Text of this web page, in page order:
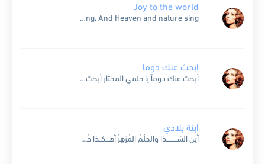
Joy to the world
Joy to the World ، the Lord is come Let earth receive her King; Let every heart prepare Him room، And Heaven and nature sing، And Heaven and nature sing،...
ابحث عنك دوما
أبحث عنك دوماً يا حلمي المختار أبحث عنك دوماً واسأل الأزهار أراك في خيالي ملون الجمال أبحث عنك دوماً فهل اراك يوماً قصدت الحقول البعيدة وطفت في الجنان وكنت اغني...
ابنة بلادي
أين الشـــــــــذا والحلُمُ المُزهِرُ أهـــكــذا حُبُّكَ يــــا أســـــــــمرُ أهــكــذا تـــَذوي أزاهِيـرُنـــــا وكانَ منها المِسْـــــــكُ والعَنْـَبرُ الشّــــــــفةُ الحُـــلوةُ مــــا بالُها تَحْملُ لي الخمـرَ ولا تُسكــــــَرُ أشـــــــعارُنا كانت تُوشّي الدُّنّى والليلُ من...